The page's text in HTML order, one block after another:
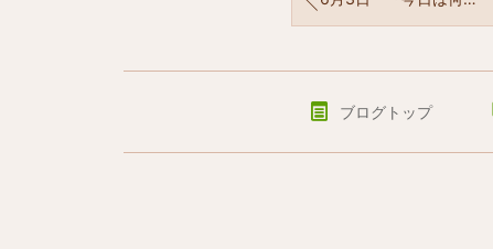
ブログトップ